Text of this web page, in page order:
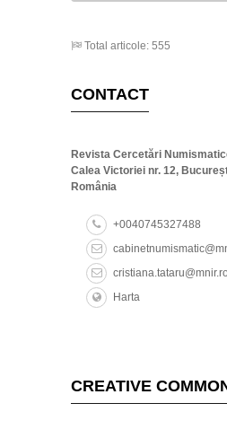
Total articole: 555
CONTACT
Revista Cercetări
Calea Victoriei nr. 12,
România
+0040745327488
cristiana.tataru@mnir.ro
Harta
CREATIVE